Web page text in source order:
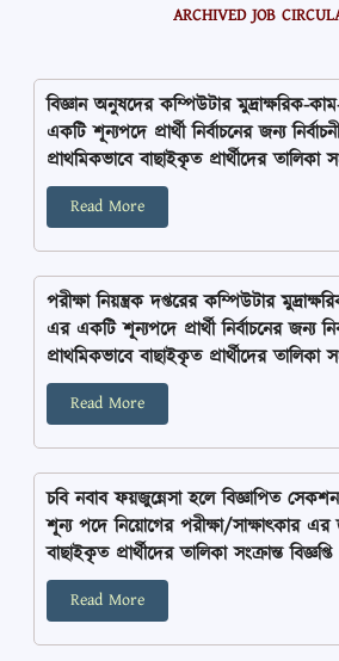
ARCHIVED JOB
বিজ্ঞান অনুষদের কম্পিউটার মুদ্রাক্ষরিক-
একটি শূন্যপদে প্রার্থী নির্বাচনের জন্য
প্রাথমিকভাবে বাছাইকৃত প্রার্থীদের তালিকা
Read More
পরীক্ষা নিয়ন্ত্রক দপ্তরের কম্পিউটার
এর একটি শূন্যপদে প্রার্থী নির্বাচনের জন্য
প্রাথমিকভাবে বাছাইকৃত প্রার্থীদের তালিকা
Read More
চবি নবাব ফয়জুন্নেসা হলে বিজ্ঞাপিত
শূন্য পদে নিয়োগের পরীক্ষা/সাক্ষাৎকার এর
বাছাইকৃত প্রার্থীদের তালিকা সংক্রান্ত বিজ্ঞপ্তি
Read More